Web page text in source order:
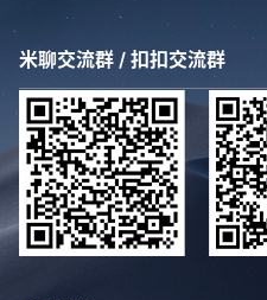
技嘉 B250-D3A 台式电脑
米聊交流群 / 扣扣交流群